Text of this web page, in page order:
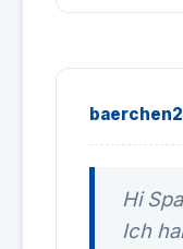
baerchen2
Hi
Ich